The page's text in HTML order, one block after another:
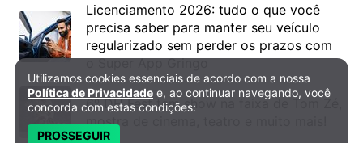
Licenciamento 2026: tudo o que você
precisa saber para manter seu veículo
regularizado sem perder os prazos com
o Super App Gringo
6º DH Fest tem show na faixa de Tom Zé,
mostra de cinema, teatro e muito mais!
Política de Privacidade e Cookies
Utilizamos cookies essenciais de acordo com a nossa
Política de Privacidade e, ao continuar navegando, você
concorda com estas condições:
PROSSEGUIR